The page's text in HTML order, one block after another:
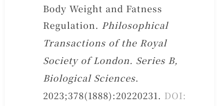
Body Weight and Fatness
Regulation. Philosophical
Transactions of the Royal
Society of London. Series B,
Biological Sciences.
2023;378(1888):20220231. DOI: